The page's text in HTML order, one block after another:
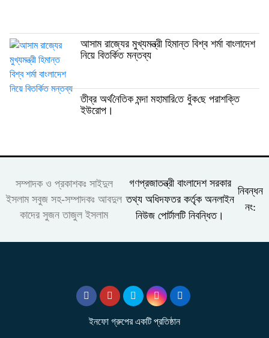
আসাম রাজ্যের মুখ্যমন্ত্রী হিমান্ত বিশ্ব শর্মা বাংলাদেশ
নিয়ে বিতর্কিত মন্তব্য
তীব্র অর্থ‌নৈ‌তিক মন্দা মহামা‌রি‌তে ধুঁক‌ছে পরাশ‌ক্তি
ইউরোপ।
সম্পাদক ও প্রকাশকঃ সাইদুল
ইসলাম সবুজ সহ-সম্পাদকঃ আবদুল
কাদের সুজন তাজুল ইসলাম
গণপ্রজাতন্ত্রী বাংলাদেশ সরকার
তথ্য অধিদফতর কর্তৃক অনলাইন
নিউজ পোর্টালটি নিবন্ধিত।
নিবন্ধন
নং:
ইনফো গ্রুপের একটি প্রতিষ্ঠান